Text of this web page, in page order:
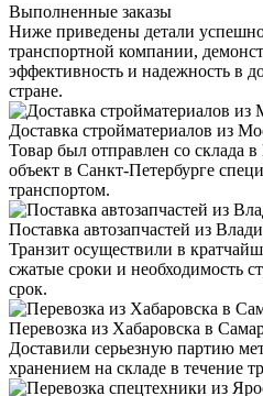
Выполненные заказы
Ниже приведены детали
транспортной компании,
эффективность и надежность в
стране.
Доставка стройматериалов из
Товар был отправлен со склада
объект в Санкт-Петербурге
транспортом.
Поставка автозапчастей из
Транзит осуществили в
сжатые сроки и необходимость
срок.
Перевозка из Хабаровска в
Доставили серьезную партию
хранением на складе в течение